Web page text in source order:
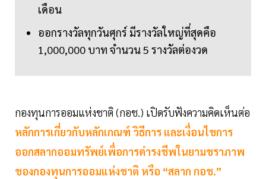
เดือน
ออกรางวัลทุกวันศุกร์ มีรางวัลใหญ่ที่สุดคือ
1,000,000 บาท จำนวน 5 รางวัลต่องวด
กองทุนการออมแห่งชาติ (กอช.) เปิดรับฟังความคิดเห็นต่อ
หลักการเกี่ยวกับหลักเกณฑ์ วิธีการ และเงื่อนไขการ
ออกสลากออมทรัพย์เพื่อการดำรงชีพในยามชราภาพ
ของกองทุนการออมแห่งชาติ หรือ “สลาก กอช.”